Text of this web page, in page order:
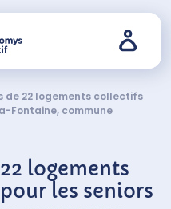
de 22 logements collectifs
Fontaine, commune
logements
les seniors